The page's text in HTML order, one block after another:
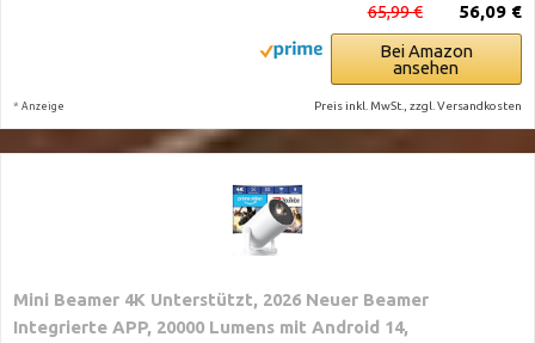
56,09 €
65,99 €
Bei Amazon
ansehen
* Anzeige Preis inkl. MwSt., zzgl. Versandkosten
Mini Beamer 4K Unterstützt, 2026 Neuer Beamer
Integrierte APP, 20000 Lumens mit Android 14,